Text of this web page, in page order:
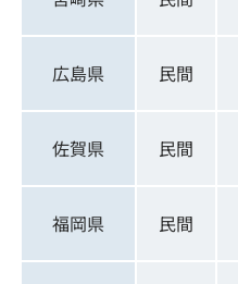
広島県 民間
佐賀県 民間
福岡県 民間